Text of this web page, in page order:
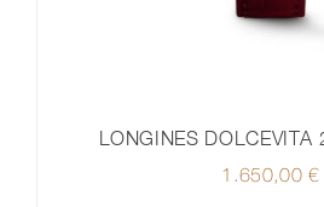
LONGINES
1.650,00€